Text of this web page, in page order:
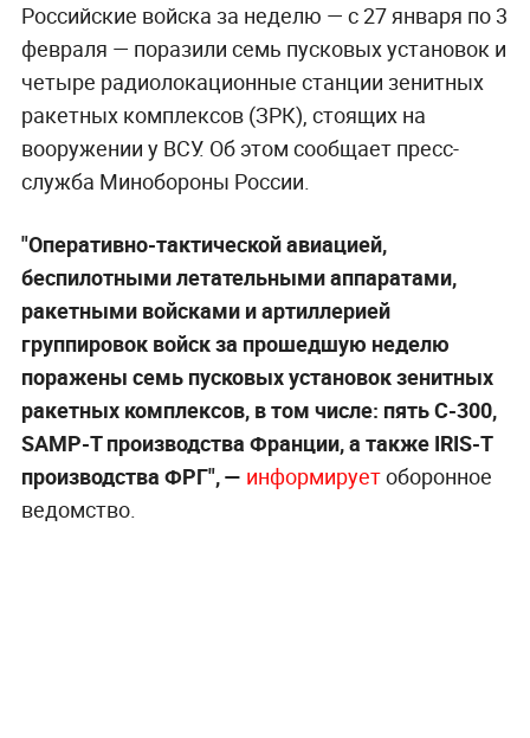
Российские войска за неделю — с 27 января по 3
февраля — поразили семь пусковых установок и
четыре радиолокационные станции зенитных
ракетных комплексов (ЗРК), стоящих на
вооружении у ВСУ. Об этом сообщает пресс-
служба Минобороны России.
"Оперативно-тактической авиацией,
беспилотными летательными аппаратами,
ракетными войсками и артиллерией
группировок войск за прошедшую неделю
поражены семь пусковых установок зенитных
ракетных комплексов, в том числе: пять С-300,
SAMP-T производства Франции, а также IRIS-T
производства ФРГ", — информируетоборонное
ведомство.